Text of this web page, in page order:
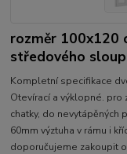
rozměr 100x120
středového
Kompletní specifikace
Otevírací a výklopné. pro
chatky, do
60mm výztuha v rámu i
doporučujeme zakoupit